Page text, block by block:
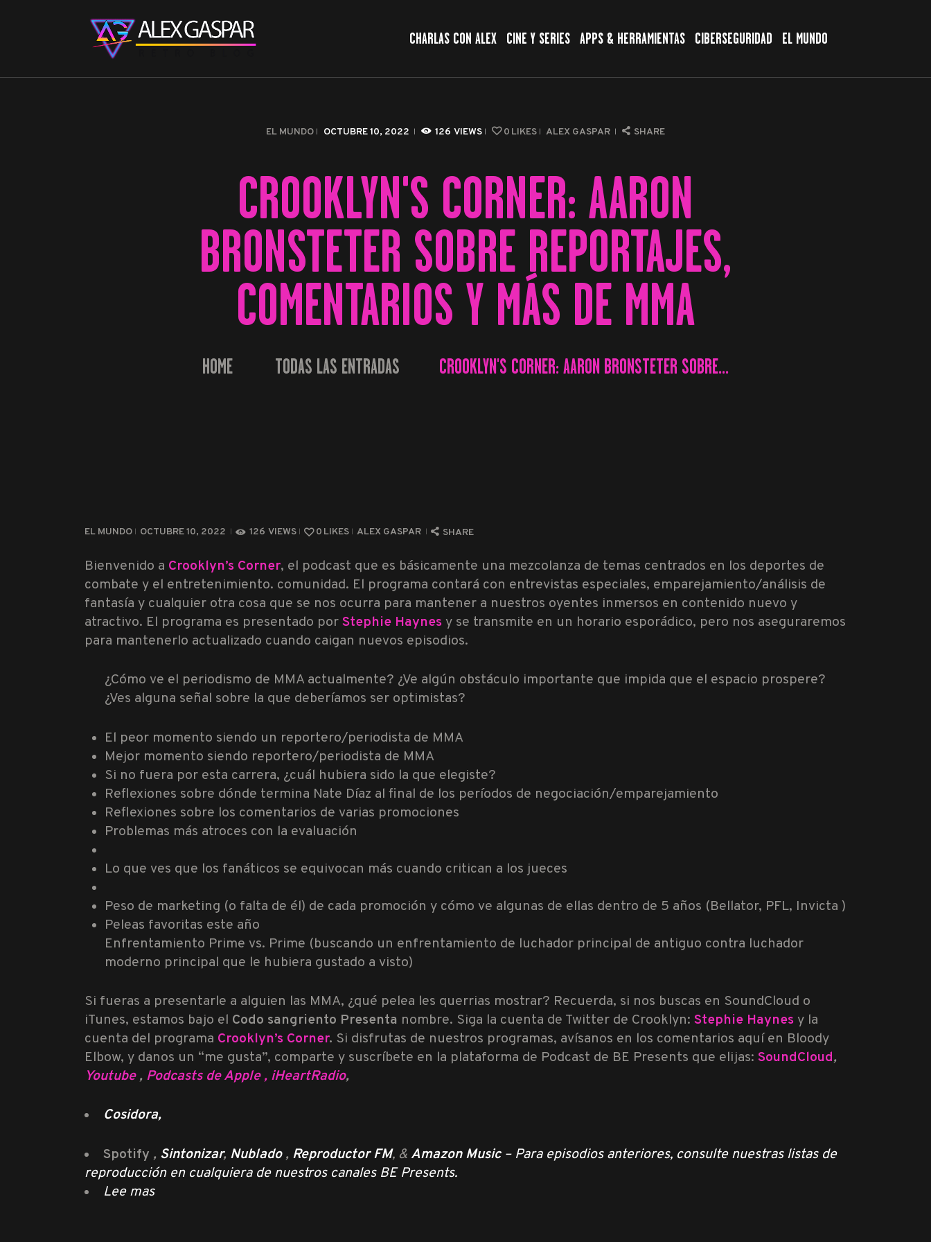
CHARLAS CON ALEX CINE Y SERIES APPS & HERRAMIENTAS CIBERSEGURIDAD EL MUNDO
EL MUNDO OCTUBRE 10, 2022 126 VIEWS 0 LIKES ALEX GASPAR SHARE
CROOKLYN'S CORNER: AARON
BRONSTETER SOBRE REPORTAJES,
COMENTARIOS Y MÁS DE MMA
HOME TODAS LAS ENTRADAS CROOKLYN'S CORNER: AARON BRONSTETER SOBRE...
CINE Y SERIES
APPS & HERRAMIENTAS
EL MUNDO OCTUBRE 10, 2022 126 VIEWS 0 LIKES ALEX GASPAR SHARE
Bienvenido a Crooklyn’s Corner, el podcast que es básicamente una mezcolanza de temas centrados en los deportes de
combate y el entretenimiento. comunidad. El programa contará con entrevistas especiales, emparejamiento/análisis de
fantasía y cualquier otra cosa que se nos ocurra para mantener a nuestros oyentes inmersos en contenido nuevo y
atractivo. El programa es presentado por Stephie Haynes y se transmite en un horario esporádico, pero nos aseguraremos
para mantenerlo actualizado cuando caigan nuevos episodios.
¿Cómo ve el periodismo de MMA actualmente? ¿Ve algún obstáculo importante que impida que el espacio prospere?
¿Ves alguna señal sobre la que deberíamos ser optimistas?
El peor momento siendo un reportero/periodista de MMA
Mejor momento siendo reportero/periodista de MMA
Si no fuera por esta carrera, ¿cuál hubiera sido la que elegiste?
Reflexiones sobre dónde termina Nate Díaz al final de los períodos de negociación/emparejamiento
Reflexiones sobre los comentarios de varias promociones
Problemas más atroces con la evaluación
Lo que ves que los fanáticos se equivocan más cuando critican a los jueces
Peso de marketing (o falta de él) de cada promoción y cómo ve algunas de ellas dentro de 5 años (Bellator, PFL, Invicta )
Peleas favoritas este año
Enfrentamiento Prime vs. Prime (buscando un enfrentamiento de luchador principal de antiguo contra luchador
moderno principal que le hubiera gustado a visto)
Si fueras a presentarle a alguien las MMA, ¿qué pelea les querrias mostrar? Recuerda, si nos buscas en SoundCloud o
iTunes, estamos bajo el Codo sangriento Presenta nombre. Siga la cuenta de Twitter de Crooklyn: Stephie Haynes y la
cuenta del programa Crooklyn’s Corner. Si disfrutas de nuestros programas, avísanos en los comentarios aquí en Bloody
Elbow, y danos un “me gusta”, comparte y suscríbete en la plataforma de Podcast de BE Presents que elijas: SoundCloud,
Youtube , Podcasts de Apple , iHeartRadio,
Cosidora,
Spotify , Sintonizar, Nublado, Reproductor FM, & Amazon Music – Para episodios anteriores, consulte nuestras listas de
reproducción en cualquiera de nuestros canales BE Presents.
Lee mas